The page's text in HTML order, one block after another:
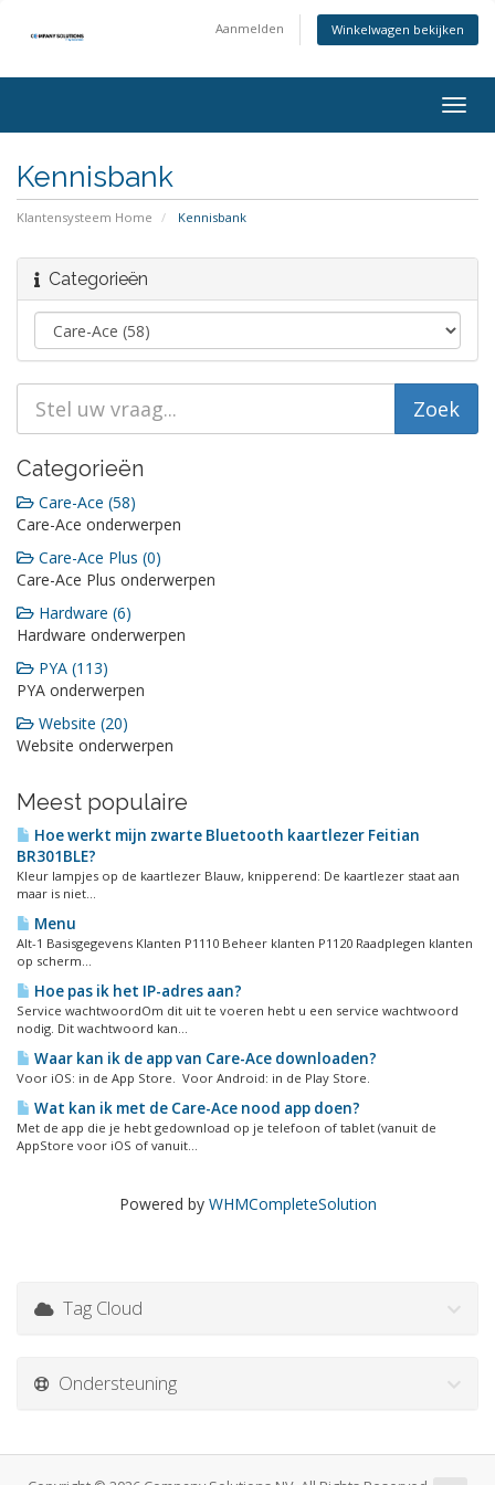
Aanmelden Winkelwagen bekijken
Kennisbank
Klantensysteem Home Kennisbank
Categorieën
Categorieën
Care-Ace (58)
Care-Ace onderwerpen
Care-Ace Plus (0)
Care-Ace Plus onderwerpen
Hardware (6)
Hardware onderwerpen
PYA (113)
PYA onderwerpen
Website (20)
Website onderwerpen
Meest populaire
Hoe werkt mijn zwarte Bluetooth kaartlezer Feitian
BR301BLE?
Kleur lampjes op de kaartlezer Blauw, knipperend: De kaartlezer staat aan
maar is niet...
Menu
Alt-1 Basisgegevens Klanten P1110 Beheer klanten P1120 Raadplegen klanten
op scherm...
Hoe pas ik het IP-adres aan?
Service wachtwoordOm dit uit te voeren hebt u een service wachtwoord
nodig. Dit wachtwoord kan...
Waar kan ik de app van Care-Ace downloaden?
Voor iOS: in de App Store. Voor Android: in de Play Store.
Wat kan ik met de Care-Ace nood app doen?
Met de app die je hebt gedownload op je telefoon of tablet (vanuit de
AppStore voor iOS of vanuit...
Powered by WHMCompleteSolution
Tag Cloud
Ondersteuning